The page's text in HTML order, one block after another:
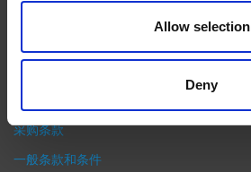
Allow selection
Deny
采购条款
一般条款和条件